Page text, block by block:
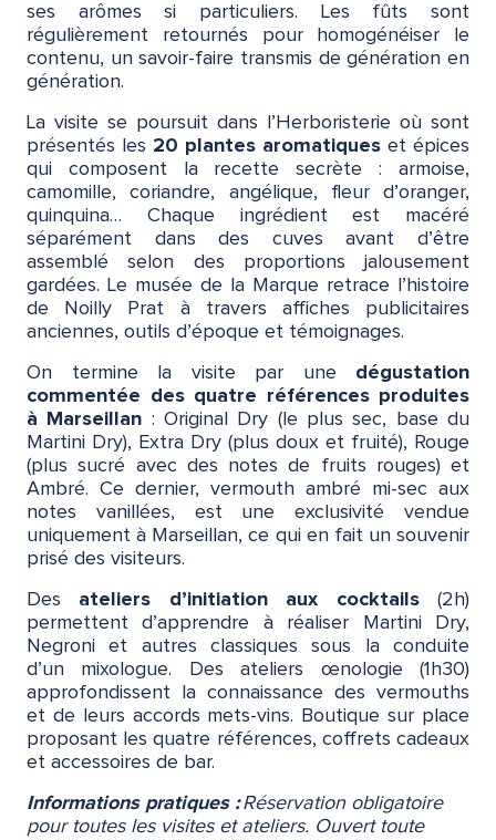
ses arômes si particuliers. Les fûts sont
régulièrement retournés pour homogénéiser le
contenu, un savoir-faire transmis de génération en
génération.
La visite se poursuit dans l’Herboristerie où sont
présentés les 20 plantes aromatiques et épices
qui composent la recette secrète : armoise,
camomille, coriandre, angélique, fleur d’oranger,
quinquina… Chaque ingrédient est macéré
séparément dans des cuves avant d’être
assemblé selon des proportions jalousement
gardées. Le musée de la Marque retrace l’histoire
de Noilly Prat à travers affiches publicitaires
anciennes, outils d’époque et témoignages.
On termine la visite par une dégustation
commentée des quatre références produites
à Marseillan : Original Dry (le plus sec, base du
Martini Dry), Extra Dry (plus doux et fruité), Rouge
(plus sucré avec des notes de fruits rouges) et
Ambré. Ce dernier, vermouth ambré mi-sec aux
notes vanillées, est une exclusivité vendue
uniquement à Marseillan, ce qui en fait un souvenir
prisé des visiteurs.
Des ateliers d’initiation aux cocktails(2h)
permettent d’apprendre à réaliser Martini Dry,
Negroni et autres classiques sous la conduite
d’un mixologue. Des ateliers œnologie (1h30)
approfondissent la connaissance des vermouths
et de leurs accords mets-vins. Boutique sur place
proposant les quatre références, coffrets cadeaux
et accessoires de bar.
Informations pratiques :Réservation obligatoire
pour toutes les visites et ateliers. Ouvert toute